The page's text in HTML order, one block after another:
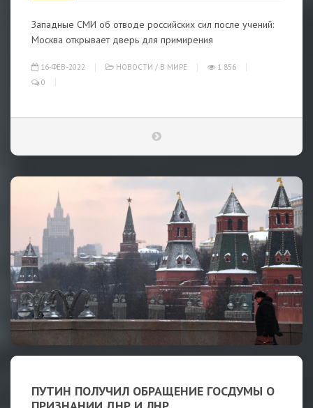
Западные СМИ об отводе российских сил после учений:
Москва открывает дверь для примирения
16-ФЕВ-2022 НОВОСТИ / В МИРЕ
1 856
0
ПУТИН ПОЛУЧИЛ ОБРАЩЕНИЕ ГОСДУМЫ О